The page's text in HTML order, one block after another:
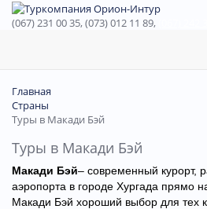
(067) 231 00 35, (073) 012 11 89,
Главная
Страны
Туры в Макади Бэй
Туры в Макади Бэй
Макади Бэй– современный курорт,
аэропорта в городе Хургада прямо
Макади Бэй хороший выбор для тех